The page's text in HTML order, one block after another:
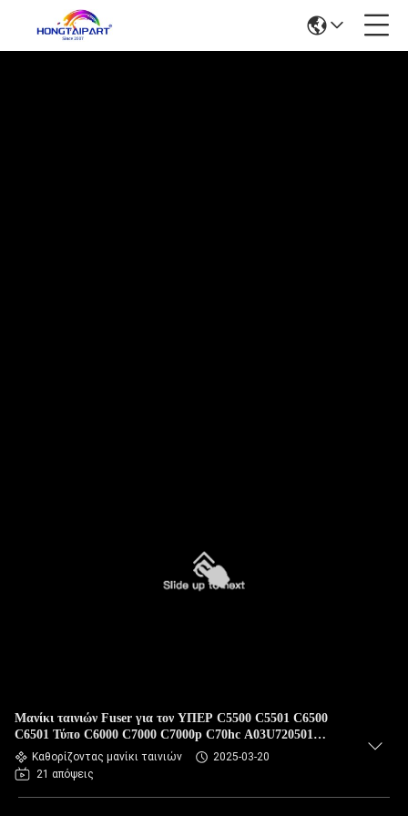
Μανίκι ταινιών Fuser για τον ΥΠΕΡ C5500 C5501 C6500
C6501 Τύπο C6000 C7000 C7000p C70hc A03U720501
A03U73 Konica Minolta Bizhub
Καθορίζοντας μανίκι ταινιών
2025-03-20
21 απόψεις